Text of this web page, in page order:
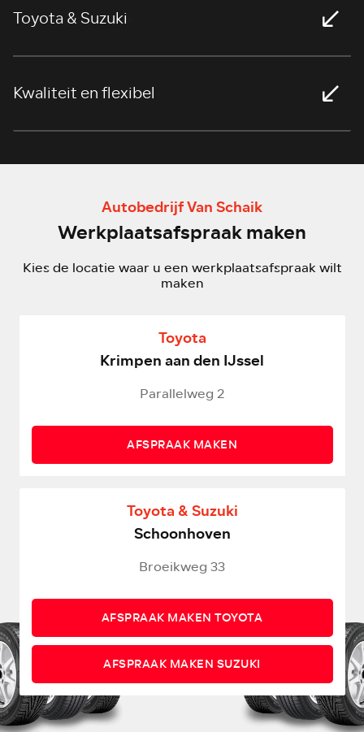
Toyota & Suzuki
Kwaliteit en flexibel
Autobedrijf Van Schaik
Werkplaatsafspraak maken
Kies de locatie waar u een werkplaatsafspraak wilt
maken
Toyota
Krimpen aan den IJssel
Parallelweg 2
AFSPRAAK MAKEN
Toyota & Suzuki
Schoonhoven
Broeikweg 33
AFSPRAAK MAKEN TOYOTA
AFSPRAAK MAKEN SUZUKI